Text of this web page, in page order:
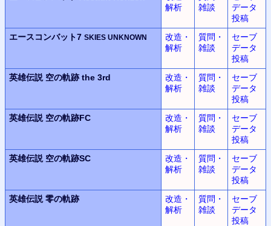
解析
雑談
データ
投稿
エースコンバット7 SKIES UNKNOWN
改造・
解析
質問・
雑談
セーブ
データ
投稿
英雄伝説 空の軌跡 the 3rd
改造・
解析
質問・
雑談
セーブ
データ
投稿
英雄伝説 空の軌跡FC
改造・
解析
質問・
雑談
セーブ
データ
投稿
英雄伝説 空の軌跡SC
改造・
解析
質問・
雑談
セーブ
データ
投稿
英雄伝説 零の軌跡
改造・
解析
質問・
雑談
セーブ
データ
投稿